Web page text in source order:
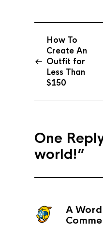
How To
Create An
Outfit for
Less Than
$150
One
world!”
A